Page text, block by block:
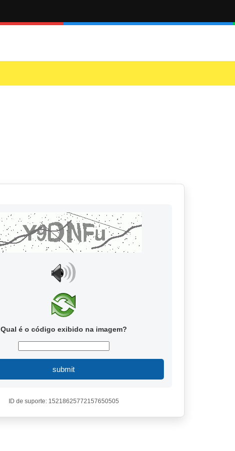
Qual é o código exibido na imagem?
submit
ID de suporte: 15218625772157650505